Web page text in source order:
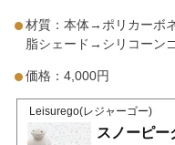
材質：本体→ポリカーボ
脂シェード→シリコーン
価格：4,000円
Leisurego(レジャーゴー)
スノーピー